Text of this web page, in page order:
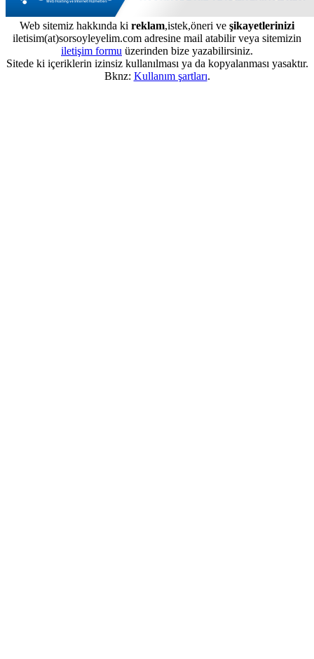
Web sitemiz hakkında ki reklam,istek,öneri ve şikayetlerinizi
iletisim(at)sorsoyleyelim.com adresine mail atabilir veya sitemizin
iletişim formu üzerinden bize yazabilirsiniz.
Sitede ki içeriklerin izinsiz kullanılması ya da kopyalanması yasaktır.
Bknz: Kullanım şartları.